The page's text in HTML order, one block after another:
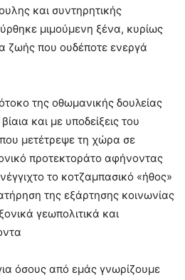
και συντηρητικής
μιμούμενη ξένα, κυρίως
ζωής που ουδέποτε ενεργά
της οθωμανικής δουλείας
και με υποδείξεις του
μετέτρεψε τη χώρα σε
προτεκτοράτο αφήνοντας
το κοτζαμπασικό «ήθος»
της εξάρτησης κοινωνίας
γεωπολιτικά και
όσους από εμάς γνωρίζουμε